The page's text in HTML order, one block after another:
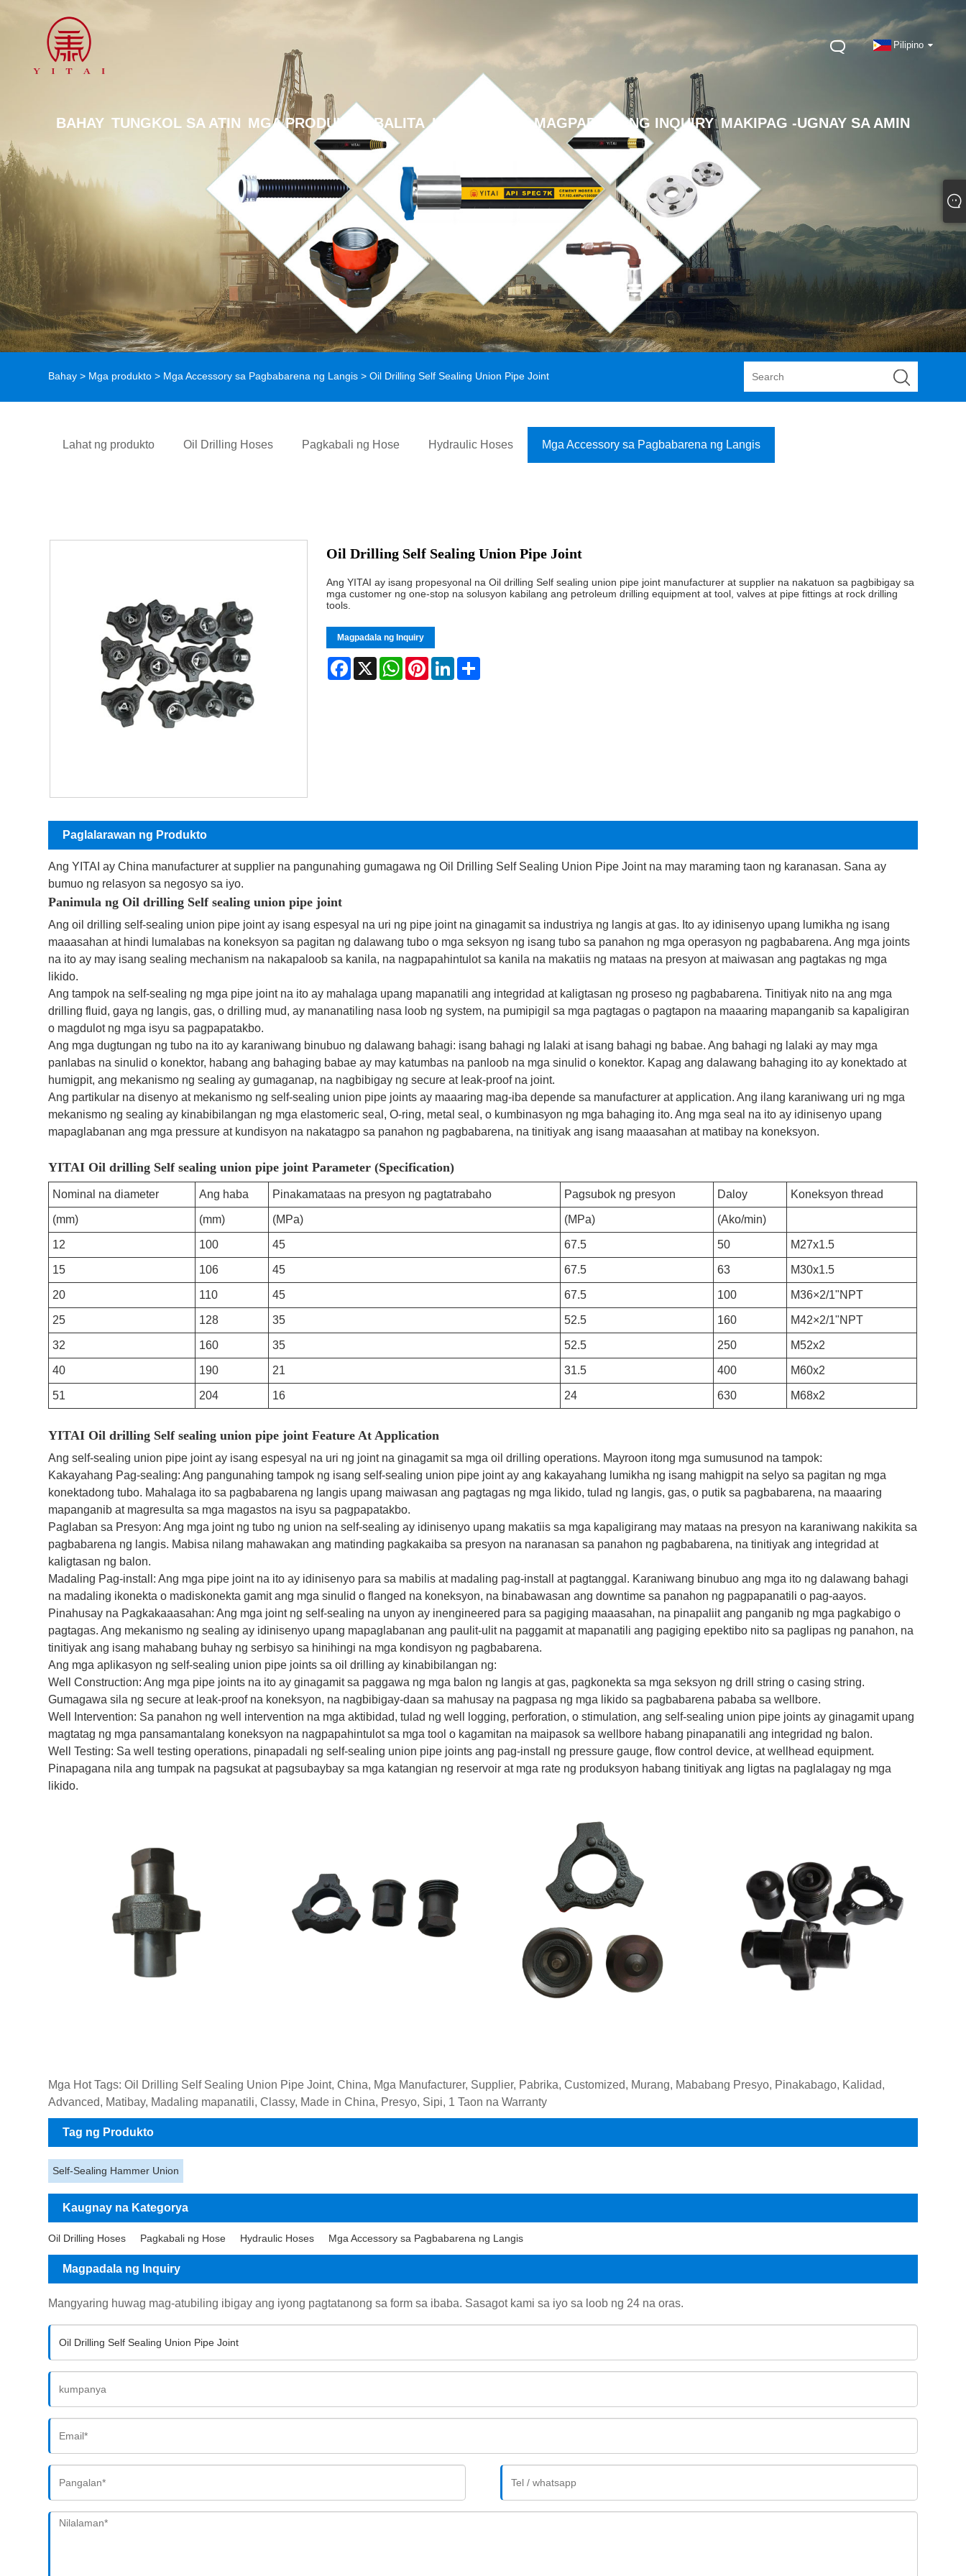
Pilipino
BAHAY TUNGKOL SA ATIN MGA PRODUKTO BALITA I-DOWNLOAD MAGPADALA NG INQUIRY MAKIPAG -UGNAY SA AMIN
Bahay > Mga produkto > Mga Accessory sa Pagbabarena ng Langis > Oil Drilling Self Sealing Union Pipe Joint
Lahat ng produkto Oil Drilling Hoses Pagkabali ng Hose Hydraulic Hoses Mga Accessory sa Pagbabarena ng Langis
Oil Drilling Self Sealing Union Pipe Joint
Ang YITAI ay isang propesyonal na Oil drilling Self sealing union pipe joint manufacturer at supplier na nakatuon sa pagbibigay sa
mga customer ng one-stop na solusyon kabilang ang petroleum drilling equipment at tool, valves at pipe fittings at rock drilling
tools.
Magpadala ng Inquiry
Facebook
X WhatsAppPinterestLinkedIn
Paglalarawan ng Produkto
Ang YITAI ay China manufacturer at supplier na pangunahing gumagawa ng Oil Drilling Self Sealing Union Pipe Joint na may maraming taon ng karanasan. Sana ay
bumuo ng relasyon sa negosyo sa iyo.
Panimula ng Oil drilling Self sealing union pipe joint
Ang oil drilling self-sealing union pipe joint ay isang espesyal na uri ng pipe joint na ginagamit sa industriya ng langis at gas. Ito ay idinisenyo upang lumikha ng isang
maaasahan at hindi lumalabas na koneksyon sa pagitan ng dalawang tubo o mga seksyon ng isang tubo sa panahon ng mga operasyon ng pagbabarena. Ang mga joints
na ito ay may isang sealing mechanism na nakapaloob sa kanila, na nagpapahintulot sa kanila na makatiis ng mataas na presyon at maiwasan ang pagtakas ng mga
likido.
Ang tampok na self-sealing ng mga pipe joint na ito ay mahalaga upang mapanatili ang integridad at kaligtasan ng proseso ng pagbabarena. Tinitiyak nito na ang mga
drilling fluid, gaya ng langis, gas, o drilling mud, ay mananatiling nasa loob ng system, na pumipigil sa mga pagtagas o pagtapon na maaaring mapanganib sa kapaligiran
o magdulot ng mga isyu sa pagpapatakbo.
Ang mga dugtungan ng tubo na ito ay karaniwang binubuo ng dalawang bahagi: isang bahagi ng lalaki at isang bahagi ng babae. Ang bahagi ng lalaki ay may mga
panlabas na sinulid o konektor, habang ang bahaging babae ay may katumbas na panloob na mga sinulid o konektor. Kapag ang dalawang bahaging ito ay konektado at
humigpit, ang mekanismo ng sealing ay gumaganap, na nagbibigay ng secure at leak-proof na joint.
Ang partikular na disenyo at mekanismo ng self-sealing union pipe joints ay maaaring mag-iba depende sa manufacturer at application. Ang ilang karaniwang uri ng mga
mekanismo ng sealing ay kinabibilangan ng mga elastomeric seal, O-ring, metal seal, o kumbinasyon ng mga bahaging ito. Ang mga seal na ito ay idinisenyo upang
mapaglabanan ang mga pressure at kundisyon na nakatagpo sa panahon ng pagbabarena, na tinitiyak ang isang maaasahan at matibay na koneksyon.
YITAI Oil drilling Self sealing union pipe joint Parameter (Specification)
Nominal na diameter Ang haba Pinakamataas na presyon ng pagtatrabaho Pagsubok ng presyon Daloy Koneksyon thread
(mm) (mm) (MPa) (MPa) (Ako/min)
12 100 45 67.5 50 M27x1.5
15 106 45 67.5 63 M30x1.5
20 110 45 67.5 100 M36×2/1"NPT
25 128 35 52.5 160 M42×2/1"NPT
32 160 35 52.5 250 M52x2
40 190 21 31.5 400 M60x2
51 204 16 24 630 M68x2
YITAI Oil drilling Self sealing union pipe joint Feature At Application
Ang self-sealing union pipe joint ay isang espesyal na uri ng joint na ginagamit sa mga oil drilling operations. Mayroon itong mga sumusunod na tampok:
Kakayahang Pag-sealing: Ang pangunahing tampok ng isang self-sealing union pipe joint ay ang kakayahang lumikha ng isang mahigpit na selyo sa pagitan ng mga
konektadong tubo. Mahalaga ito sa pagbabarena ng langis upang maiwasan ang pagtagas ng mga likido, tulad ng langis, gas, o putik sa pagbabarena, na maaaring
mapanganib at magresulta sa mga magastos na isyu sa pagpapatakbo.
Paglaban sa Presyon: Ang mga joint ng tubo ng union na self-sealing ay idinisenyo upang makatiis sa mga kapaligirang may mataas na presyon na karaniwang nakikita sa
pagbabarena ng langis. Mabisa nilang mahawakan ang matinding pagkakaiba sa presyon na naranasan sa panahon ng pagbabarena, na tinitiyak ang integridad at
kaligtasan ng balon.
Madaling Pag-install: Ang mga pipe joint na ito ay idinisenyo para sa mabilis at madaling pag-install at pagtanggal. Karaniwang binubuo ang mga ito ng dalawang bahagi
na madaling ikonekta o madiskonekta gamit ang mga sinulid o flanged na koneksyon, na binabawasan ang downtime sa panahon ng pagpapanatili o pag-aayos.
Pinahusay na Pagkakaaasahan: Ang mga joint ng self-sealing na unyon ay inengineered para sa pagiging maaasahan, na pinapaliit ang panganib ng mga pagkabigo o
pagtagas. Ang mekanismo ng sealing ay idinisenyo upang mapaglabanan ang paulit-ulit na paggamit at mapanatili ang pagiging epektibo nito sa paglipas ng panahon, na
tinitiyak ang isang mahabang buhay ng serbisyo sa hinihingi na mga kondisyon ng pagbabarena.
Ang mga aplikasyon ng self-sealing union pipe joints sa oil drilling ay kinabibilangan ng:
Well Construction: Ang mga pipe joints na ito ay ginagamit sa paggawa ng mga balon ng langis at gas, pagkonekta sa mga seksyon ng drill string o casing string.
Gumagawa sila ng secure at leak-proof na koneksyon, na nagbibigay-daan sa mahusay na pagpasa ng mga likido sa pagbabarena pababa sa wellbore.
Well Intervention: Sa panahon ng well intervention na mga aktibidad, tulad ng well logging, perforation, o stimulation, ang self-sealing union pipe joints ay ginagamit upang
magtatag ng mga pansamantalang koneksyon na nagpapahintulot sa mga tool o kagamitan na maipasok sa wellbore habang pinapanatili ang integridad ng balon.
Well Testing: Sa well testing operations, pinapadali ng self-sealing union pipe joints ang pag-install ng pressure gauge, flow control device, at wellhead equipment.
Pinapagana nila ang tumpak na pagsukat at pagsubaybay sa mga katangian ng reservoir at mga rate ng produksyon habang tinitiyak ang ligtas na paglalagay ng mga
likido.
Mga Hot Tags: Oil Drilling Self Sealing Union Pipe Joint, China, Mga Manufacturer, Supplier, Pabrika, Customized, Murang, Mababang Presyo, Pinakabago, Kalidad,
Advanced, Matibay, Madaling mapanatili, Classy, ​​Made in China, Presyo, Sipi, 1 Taon na Warranty
Tag ng Produkto
Self-Sealing Hammer Union
Kaugnay na Kategorya
Oil Drilling Hoses Pagkabali ng Hose Hydraulic Hoses Mga Accessory sa Pagbabarena ng Langis
Magpadala ng Inquiry
Mangyaring huwag mag-atubiling ibigay ang iyong pagtatanong sa form sa ibaba. Sasagot kami sa iyo sa loob ng 24 na oras.